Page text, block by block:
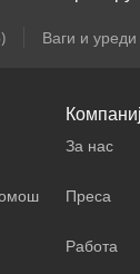
Ваги и уреди
За нас
Преса
Работа